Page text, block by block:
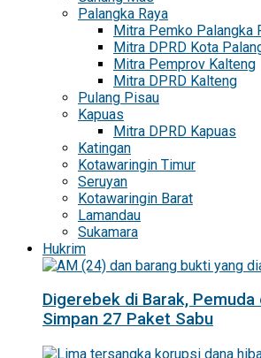
Palangka Raya
Mitra Pemko Palangka
Mitra DPRD Kota
Mitra Pemprov Kalteng
Mitra DPRD Kalteng
Pulang Pisau
Kapuas
Mitra DPRD Kapuas
Katingan
Kotawaringin Timur
Seruyan
Kotawaringin Barat
Lamandau
Sukamara
Hukrim
Digerebek di Barak, Pemuda
Simpan 27 Paket Sabu